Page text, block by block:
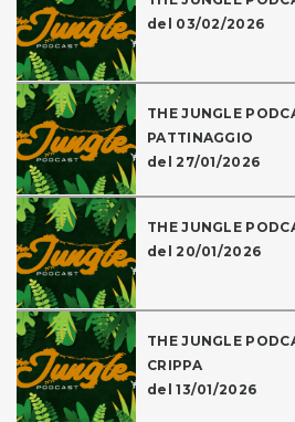
del 03/02/2026
THE JUNGLE
PATTINAGGIO
del 27/01/2026
THE JUNGLE
del 20/01/2026
THE JUNGLE
CRIPPA
del 13/01/2026